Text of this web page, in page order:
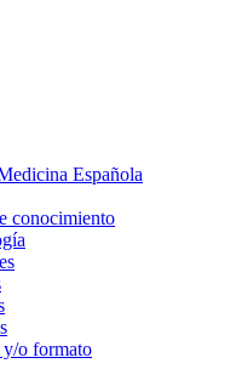
Española
conocimiento
y/o formato